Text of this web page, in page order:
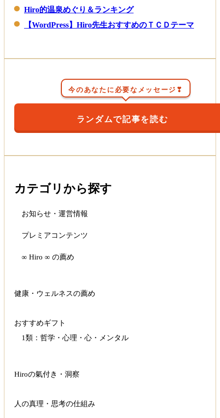
Hiro的温泉めぐり＆ランキング
【WordPress】Hiro先生おすすめのＴＣＤテーマ
今のあなたに必要なメッセージ❣
ランダムで記事を読む
カテゴリから探す
お知らせ・運営情報
プレミアコンテンツ
∞ Hiro ∞ の薦め
健康・ウェルネスの薦め
おすすめギフト
1類：哲学・心理・心・メンタル
Hiroの氣付き・洞察
人の真理・思考の仕組み